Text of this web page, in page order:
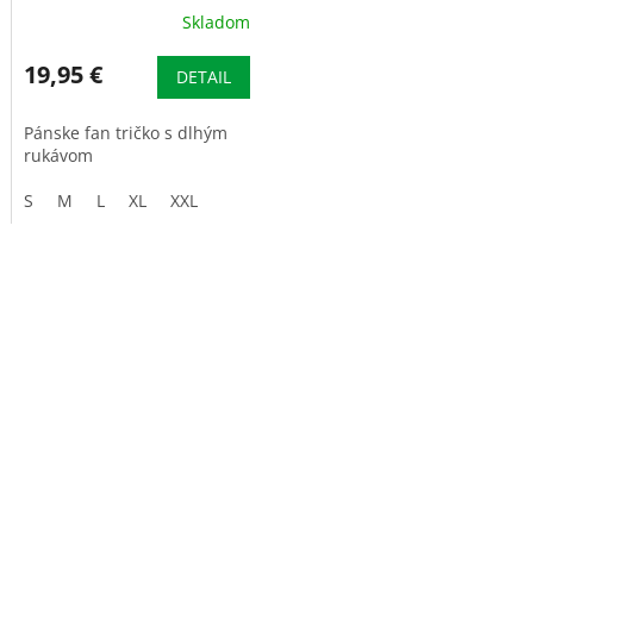
Skladom
19,95 € DETAIL
Pánske fan tričko s dlhým
rukávom
S
M L XL XXL